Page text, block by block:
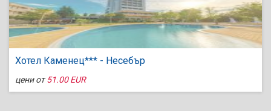
Хотел Каменец*** - Несебър
цени от51.00 EUR